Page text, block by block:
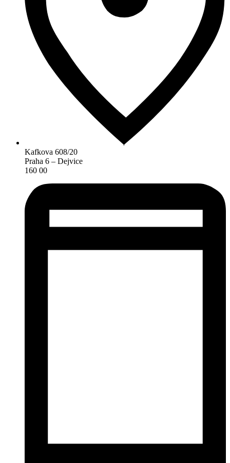
Kafkova 608/20
Praha 6 – Dejvice
160 00